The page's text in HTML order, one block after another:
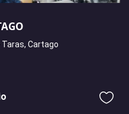
Cartago